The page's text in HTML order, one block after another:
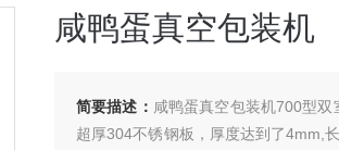
咸鸭蛋真空包装机
简要描述： 咸鸭蛋真空包装机700型
超厚304不锈钢板，厚度达到了4mm,